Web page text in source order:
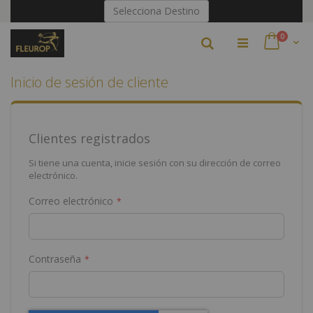
contenido
Selecciona Destino
Cart
0
Buscar
Inicio de sesión de cliente
Clientes registrados
Si tiene una cuenta, inicie sesión con su dirección de correo
electrónico.
Correo electrónico
Contraseña